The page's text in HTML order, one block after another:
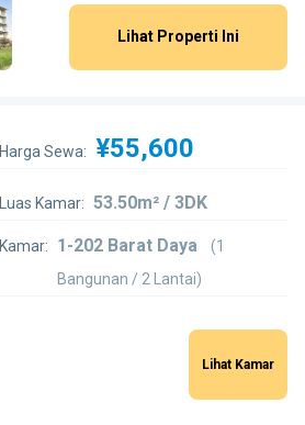
Lihat Properti Ini
Harga Sewa: ¥55,600
Luas Kamar: 53.50m² / 3DK
Kamar: 1-202 Barat Daya
(1
Bangunan / 2 Lantai)
Lihat Kamar